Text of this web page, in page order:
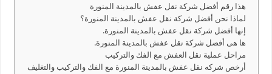
هذا رقم أفضل شركة نقل عفش بالمدينة المنورة
لماذا نحن أفضل شركة نقل عفش بالمدينة المنورة؟
إنها أفضل شركة نقل عفش بالمدينة المنورة.
ها هى أفضل شركة نقل عفش بالمدينة المنورة.
مراحل عملية نقل العفش مع الفك والتركيب
أرخص شركه نقل عفش بالمدينة المنورة مع الفك والتركيب والتغليف